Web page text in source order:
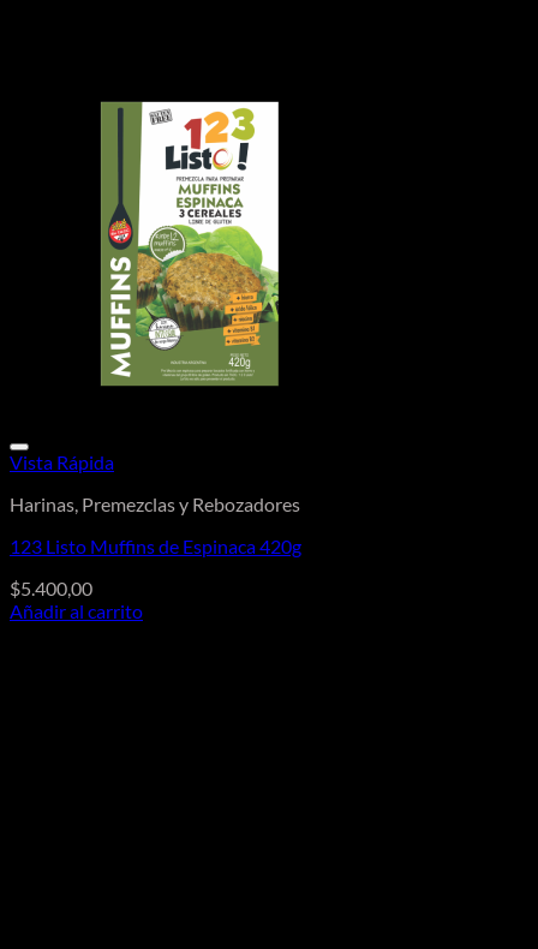
Vista Rápida
Harinas, Premezclas y Rebozadores
123 Listo Muffins de Espinaca 420g
$5.400,00
Añadir al carrito